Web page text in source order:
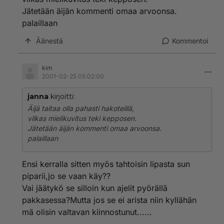
keppihevonen....
Jätetään äijän kommenti omaa arvoonsa.
palaillaan
Äänestä Kommentoi
kim
2001-02-25 05:02:00
janna kirjoitti:
Äijä taitaa olla pahasti hakoteillä,
vilkas mielikuvitus teki kepposen.
Jätetään äijän kommenti omaa arvoonsa.
palaillaan
Ensi kerralla sitten myös tahtoisin lipasta sun
piparii,jo se vaan käy??
Vai jäätykö se silloin kun ajelit pyörällä
pakkasessa?Mutta jos se ei arista niin kyllähän
mä olisin valtavan kiinnostunut......